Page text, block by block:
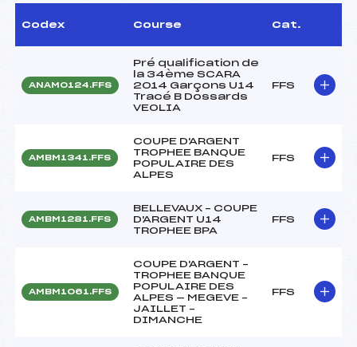
Codex Course Cat.
ANAM0124.FFS
Pré qualification de
la 34ème SCARA
2014 Garçons U14
Tracé B Dossards
VEOLIA
FFS
AMBM1341.FFS
COUPE D'ARGENT
TROPHEE BANQUE
POPULAIRE DES
ALPES
FFS
AMBM1281.FFS
BELLEVAUX – COUPE
D'ARGENT U14
TROPHEE BPA
FFS
AMBM1061.FFS
COUPE D'ARGENT –
TROPHEE BANQUE
POPULAIRE DES
ALPES — MEGEVE –
JAILLET –
DIMANCHE
FFS